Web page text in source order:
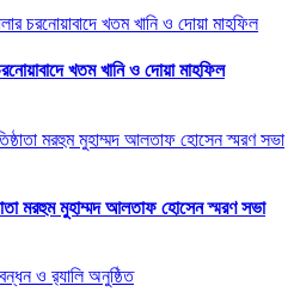
খতম খানি ও দোয়া মাহফিল
মরহুম মুহাম্মদ আলতাফ হোসেন স্মরণ সভা